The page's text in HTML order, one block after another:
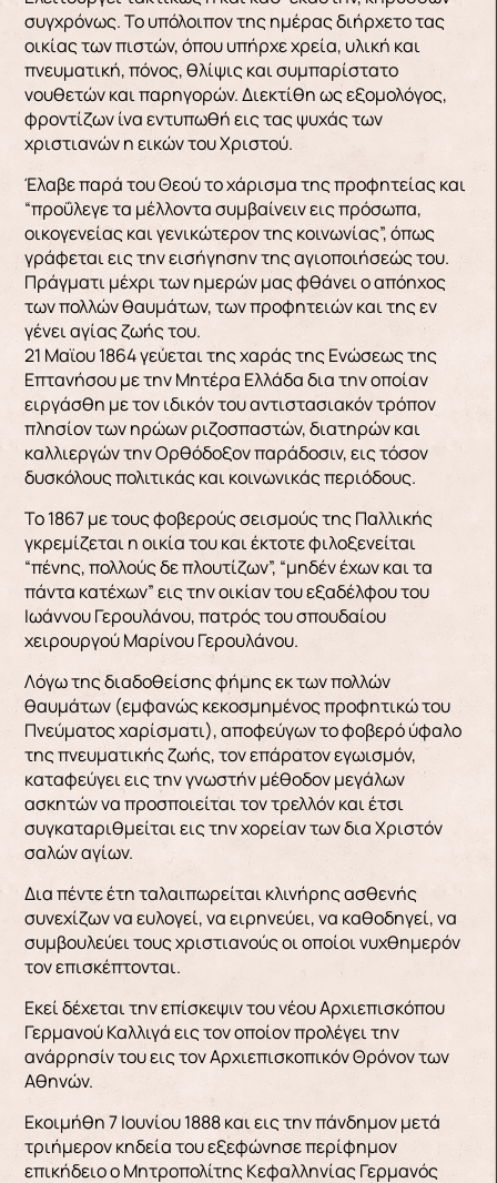
συγχρόνως. Το υπόλοιπον της ημέρας διήρχετο τας
οικίας των πιστών, όπου υπήρχε χρεία, υλική και
πνευματική, πόνος, θλίψις και συμπαρίστατο
νουθετών και παρηγορών. Διεκτίθη ως εξομολόγος,
φροντίζων ίνα εντυπωθή εις τας ψυχάς των
χριστιανών η εικών του Χριστού.
Έλαβε παρά του Θεού το χάρισμα της προφητείας και
“προΰλεγε τα μέλλοντα συμβαίνειν εις πρόσωπα,
οικογενείας και γενικώτερον της κοινωνίας”, όπως
γράφεται εις την εισήγησην της αγιοποιήσεώς του.
Πράγματι μέχρι των ημερών μας φθάνει ο απόηχος
των πολλών θαυμάτων, των προφητειών και της εν
γένει αγίας ζωής του.
21 Μαϊου 1864 γεύεται της χαράς της Ενώσεως της
Επτανήσου με την Μητέρα Ελλάδα δια την οποίαν
ειργάσθη με τον ιδικόν του αντιστασιακόν τρόπον
πλησίον των ηρώων ριζοσπαστών, διατηρών και
καλλιεργών την Ορθόδοξον παράδοσιν, εις τόσον
δυσκόλους πολιτικάς και κοινωνικάς περιόδους.
Το 1867 με τους φοβερούς σεισμούς της Παλλικής
γκρεμίζεται η οικία του και έκτοτε φιλοξενείται
“πένης, πολλούς δε πλουτίζων”, “μηδέν έχων και τα
πάντα κατέχων” εις την οικίαν του εξαδέλφου του
Ιωάννου Γερουλάνου, πατρός του σπουδαίου
χειρουργού Μαρίνου Γερουλάνου.
Λόγω της διαδοθείσης φήμης εκ των πολλών
θαυμάτων (εμφανώς κεκοσμημένος προφητικώ του
Πνεύματος χαρίσματι), αποφεύγων το φοβερό ύφαλο
της πνευματικής ζωής, τον επάρατον εγωισμόν,
καταφεύγει εις την γνωστήν μέθοδον μεγάλων
ασκητών να προσποιείται τον τρελλόν και έτσι
συγκαταριθμείται εις την χορείαν των δια Χριστόν
σαλών αγίων.
Δια πέντε έτη ταλαιπωρείται κλινήρης ασθενής
συνεχίζων να ευλογεί, να ειρηνεύει, να καθοδηγεί, να
συμβουλεύει τους χριστιανούς οι οποίοι νυχθημερόν
τον επισκέπτονται.
Εκεί δέχεται την επίσκεψιν του νέου Αρχιεπισκόπου
Γερμανού Καλλιγά εις τον οποίον προλέγει την
ανάρρησίν του εις τον Αρχιεπισκοπικόν Θρόνον των
Αθηνών.
Εκοιμήθη 7 Ιουνίου 1888 και εις την πάνδημον μετά
τριήμερον κηδεία του εξεφώνησε περίφημον
επικήδειο ο Μητροπολίτης Κεφαλληνίας Γερμανός